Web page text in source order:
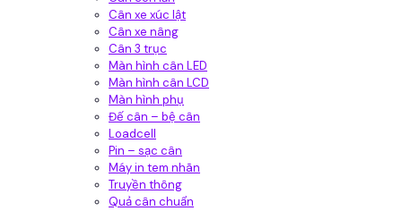
Cân xe xúc lật
Cân xe nâng
Cân 3 trục
Màn hình cân LED
Màn hình cân LCD
Màn hình phụ
Đế cân – bệ cân
Loadcell
Pin – sạc cân
Máy in tem nhãn
Truyền thông
Quả cân chuẩn